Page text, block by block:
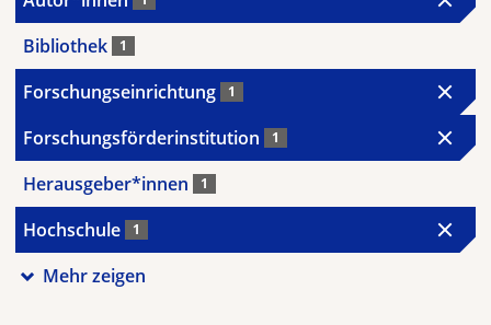
Bibliothek 1
Forschungseinrichtung 1
Forschungsförderinstitution 1
Herausgeber*innen 1
Hochschule 1
Mehr zeigen